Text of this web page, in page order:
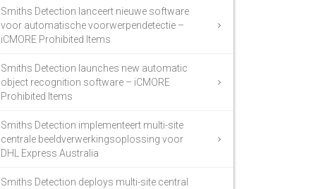
Smiths Detection lanceert nieuwe software
voor automatische voorwerpendetectie –
iCMORE Prohibited Items
Smiths Detection launches new automatic
object recognition software – iCMORE
Prohibited Items
Smiths Detection implementeert multi-site
centrale beeldverwerkingsoplossing voor
DHL Express Australia
Smiths Detection deploys multi-site central